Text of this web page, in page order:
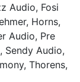
Audio, Fosi
, Horns,
Audio, Pre
, Sendy Audio,
, Thorens,